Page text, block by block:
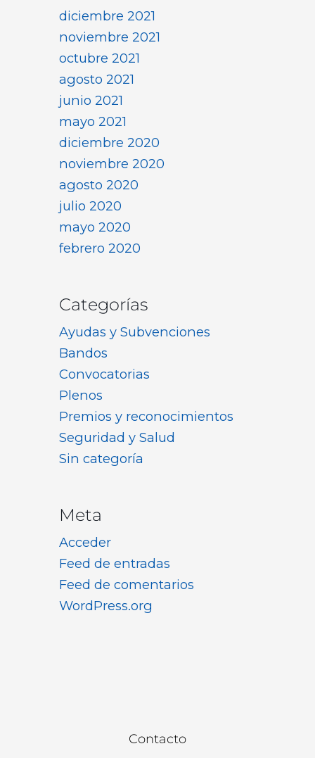
diciembre 2021
noviembre 2021
octubre 2021
agosto 2021
junio 2021
mayo 2021
diciembre 2020
noviembre 2020
agosto 2020
julio 2020
mayo 2020
febrero 2020
Categorías
Ayudas y Subvenciones
Bandos
Convocatorias
Plenos
Premios y reconocimientos
Seguridad y Salud
Sin categoría
Meta
Acceder
Feed de entradas
Feed de comentarios
WordPress.org
Contacto